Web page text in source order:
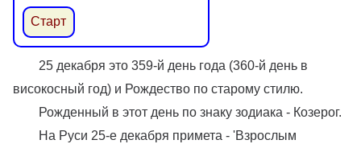
25 декабря это 359-й день года (360-й день в
високосный год) и Рождество по старому стилю.
Рожденный в этот день по знаку зодиака - Козерог.
На Руси 25-е декабря примета - 'Взрослым